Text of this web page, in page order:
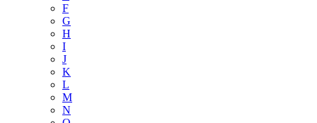
F
G
H
I
J
K
L
M
N